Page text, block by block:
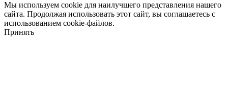
Мы используем cookie для наилучшего представления нашего
сайта. Продолжая использовать этот сайт, вы соглашаетесь с
использованием cookie-файлов.
Принять